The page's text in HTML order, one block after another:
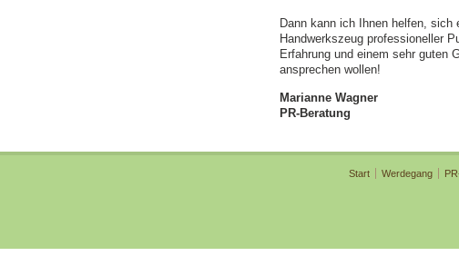
Dann kann ich Ihnen helfen,
Handwerkszeug professioneller
Erfahrung und einem sehr guten
ansprechen wollen!
Marianne Wagner
PR-Beratung
Start Werdegang